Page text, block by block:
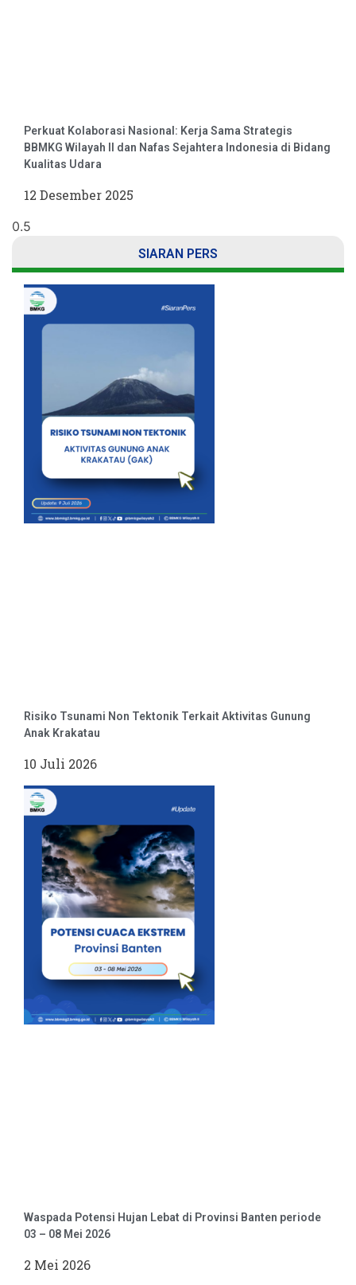
Perkuat Kolaborasi Nasional: Kerja Sama Strategis
BBMKG Wilayah II dan Nafas Sejahtera Indonesia di Bidang
Kualitas Udara
12 Desember 2025
SIARAN PERS
Risiko Tsunami Non Tektonik Terkait Aktivitas Gunung
Anak Krakatau
10 Juli 2026
Waspada Potensi Hujan Lebat di Provinsi Banten periode
03 – 08 Mei 2026
2 Mei 2026